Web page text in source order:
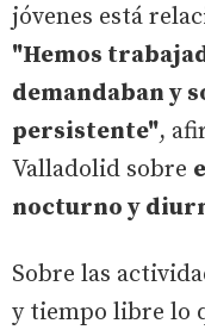
jóvenes está
"Hemos
demandaban y
persistente",
Valladolid sobre
nocturno y
Sobre las
y tiempo libre lo